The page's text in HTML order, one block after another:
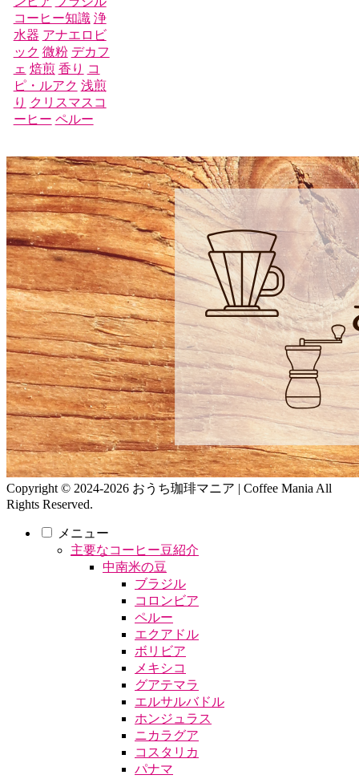
コーヒー知識 浄
水器 アナエロビ
ック 微粉 デカフ
ェ 焙煎 香り コ
ピ・ルアク 浅煎
り クリスマスコ
ーヒー ペルー
Copyright © 2024-2026 おうち珈琲マニア | Coffee Mania All
Rights Reserved.
メニュー
主要なコーヒー豆紹介
中南米の豆
ブラジル
コロンビア
ペルー
エクアドル
ボリビア
メキシコ
グアテマラ
エルサルバドル
ホンジュラス
ニカラグア
コスタリカ
パナマ